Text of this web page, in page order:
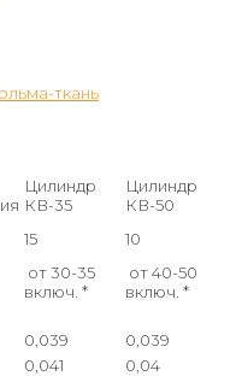
ткань
Цилиндр
КВ-35
Цилиндр
КВ-50
15 10
от 30-35
включ. *
от 40-50
включ. *
0,039
0,039
0,041
0,04